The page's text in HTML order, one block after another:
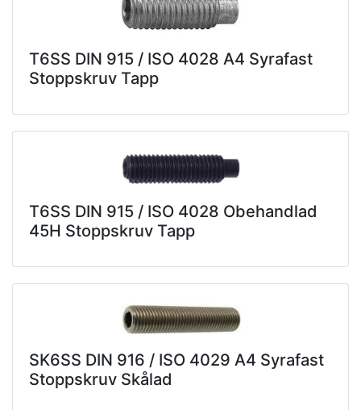
T6SS DIN 915 / ISO 4028 A4 Syrafast
Stoppskruv Tapp
T6SS DIN 915 / ISO 4028 Obehandlad
45H Stoppskruv Tapp
SK6SS DIN 916 / ISO 4029 A4 Syrafast
Stoppskruv Skålad